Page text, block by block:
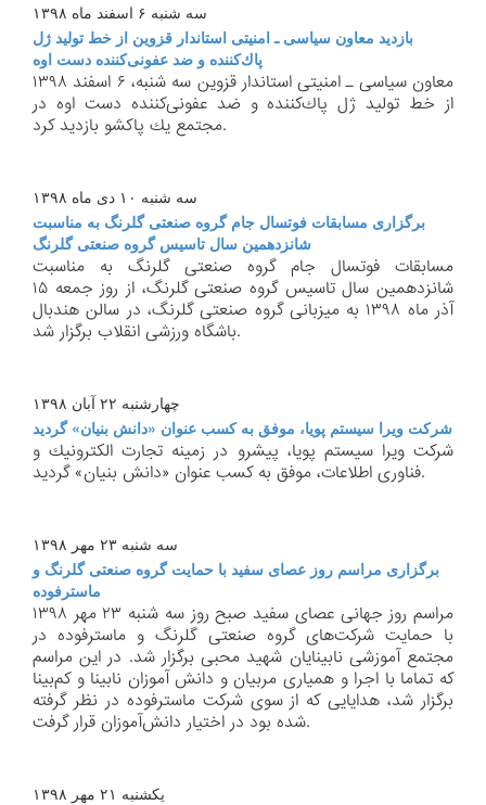
سه شنبه ۶ اسفند ماه ۱۳۹۸
بازدید معاون سیاسی ـ امنیتی استاندار قزوین از خط تولید ژل
پاك‌كننده و ضد عفونی‌كننده دست اوه
معاون سیاسی ـ امنیتی استاندار قزوین سه شنبه، ۶ اسفند ۱۳۹۸
از خط تولید ژل پاك‌كننده و ضد عفونی‌كننده دست اوه در
مجتمع یك پاكشو بازدید كرد.
سه شنبه ۱۰ دی ماه ۱۳۹۸
برگزاری مسابقات فوتسال جام گروه صنعتی گلرنگ به مناسبت
شانزدهمین سال تاسیس گروه صنعتی گلرنگ
مسابقات فوتسال جام گروه صنعتی گلرنگ به مناسبت
شانزدهمین سال تاسیس گروه صنعتی گلرنگ، از روز جمعه ۱۵
آذر ماه ۱۳۹۸ به میزبانی گروه صنعتی گلرنگ، در سالن هندبال
باشگاه ورزشی انقلاب برگزار شد.
چهارشنبه ۲۲ آبان ۱۳۹۸
شركت ویرا سیستم پویا، موفق به كسب عنوان «دانش بنیان» گردید
شركت ویرا سیستم پویا، پیشرو در زمینه تجارت الكترونیك و
فناوری اطلاعات، موفق به كسب عنوان «دانش بنیان» گردید.
سه شنبه ۲۳ مهر ۱۳۹۸
برگزاری مراسم روز عصای سفید با حمایت گروه صنعتی گلرنگ و
ماسترفوده
مراسم روز جهانی عصای سفید صبح روز سه شنبه ۲۳ مهر ۱۳۹۸
با حمایت شركت‌های گروه صنعتی گلرنگ و ماسترفوده در
مجتمع آموزشی نابینایان شهید محبی برگزار شد. در این مراسم
كه تماما با اجرا و همیاری مربیان و دانش آموزان نابینا و كم‌بینا
برگزار شد، هدایایی كه از سوی شركت ماسترفوده در نظر گرفته
شده بود در اختیار دانش‌آموزان قرار گرفت.
یكشنبه ۲۱ مهر ۱۳۹۸